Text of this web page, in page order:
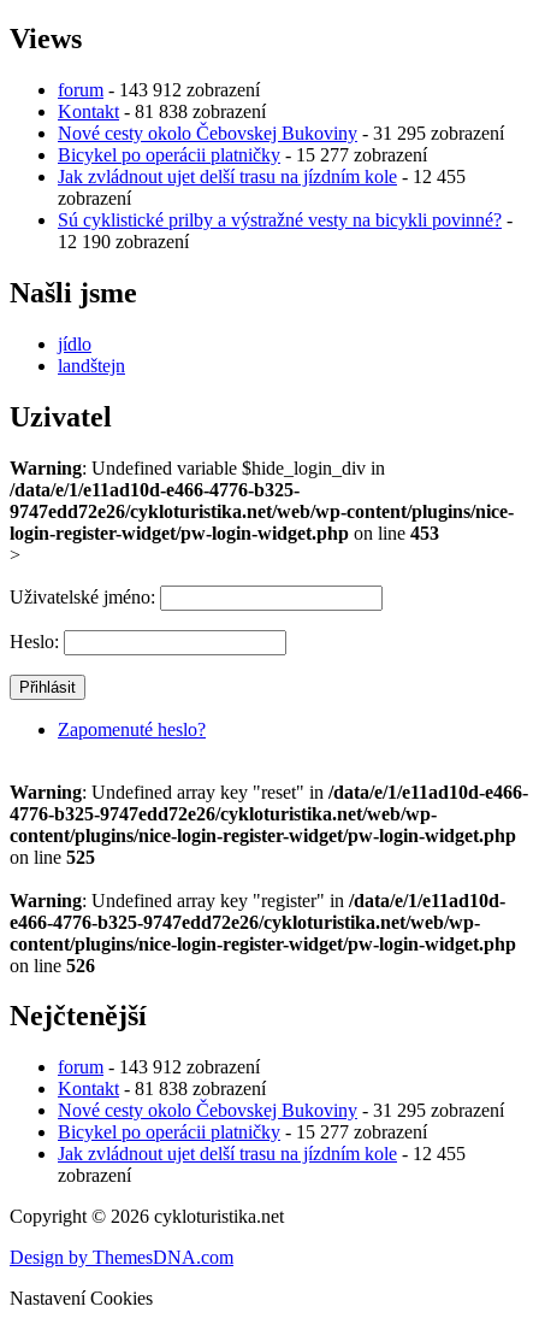
Views
forum - 143 912 zobrazení
Kontakt - 81 838 zobrazení
Nové cesty okolo Čebovskej Bukoviny - 31 295 zobrazení
Bicykel po operácii platničky - 15 277 zobrazení
Jak zvládnout ujet delší trasu na jízdním kole - 12 455
zobrazení
Sú cyklistické prilby a výstražné vesty na bicykli povinné? -
12 190 zobrazení
Našli jsme
jídlo
landštejn
Uzivatel
Warning: Undefined variable $hide_login_div in
/data/e/1/e11ad10d-e466-4776-b325-
9747edd72e26/cykloturistika.net/web/wp-content/plugins/nice-
login-register-widget/pw-login-widget.php on line 453
>
Uživatelské jméno:
Heslo:
Zapomenuté heslo?
Warning: Undefined array key "reset" in /data/e/1/e11ad10d-e466-
4776-b325-9747edd72e26/cykloturistika.net/web/wp-
content/plugins/nice-login-register-widget/pw-login-widget.php
on line 525
Warning: Undefined array key "register" in /data/e/1/e11ad10d-
e466-4776-b325-9747edd72e26/cykloturistika.net/web/wp-
content/plugins/nice-login-register-widget/pw-login-widget.php
on line 526
Nejčtenější
forum - 143 912 zobrazení
Kontakt - 81 838 zobrazení
Nové cesty okolo Čebovskej Bukoviny - 31 295 zobrazení
Bicykel po operácii platničky - 15 277 zobrazení
Jak zvládnout ujet delší trasu na jízdním kole - 12 455
zobrazení
Copyright © 2026 cykloturistika.net
Design by ThemesDNA.com
Nastavení Cookies